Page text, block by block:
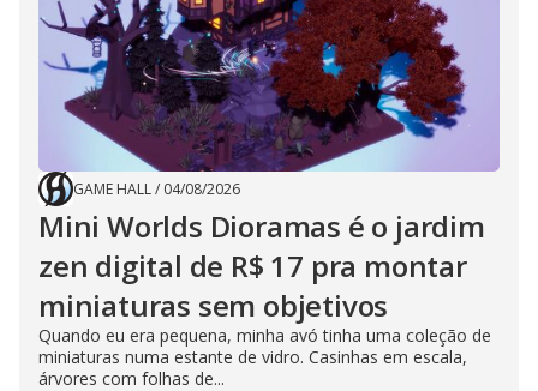
GAME HALL/ 04/08/2026
Mini Worlds Dioramas é o jardim
zen digital de R$ 17 pra montar
miniaturas sem objetivos
Quando eu era pequena, minha avó tinha uma coleção de
miniaturas numa estante de vidro. Casinhas em escala,
árvores com folhas de...